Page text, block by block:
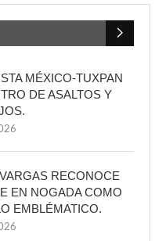
MÉXICO-TUXPAN
DE ASALTOS Y
RECONOCE
EN NOGADA COMO
EMBLÉMATICO.